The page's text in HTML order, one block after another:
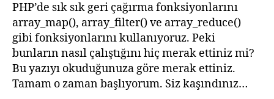
PHP’de sık sık geri çağırma fonksiyonlarını
array_map(), array_filter() ve array_reduce()
gibi fonksiyonlarını kullanıyoruz. Peki
bunların nasıl çalıştığını hiç merak ettiniz mi?
Bu yazıyı okuduğunuza göre merak ettiniz.
Tamam o zaman başlıyorum. Siz kaşındınız…